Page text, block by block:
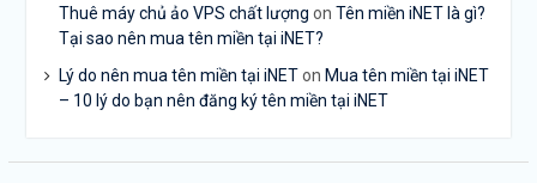
Thuê máy chủ ảo VPS chất lượng on Tên miền iNET là gì?
Tại sao nên mua tên miền tại iNET?
Lý do nên mua tên miền tại iNETon Mua tên miền tại iNET
– 10 lý do bạn nên đăng ký tên miền tại iNET